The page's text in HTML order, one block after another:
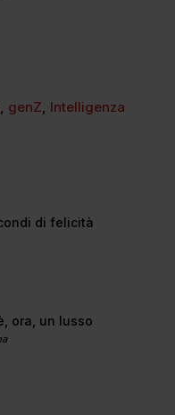
, genZ, Intelligenza
di felicità
ora, un lusso